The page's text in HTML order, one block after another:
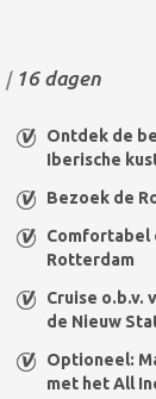
/ 16 dagen
Ontdek de
Iberische
Bezoek de
Comfortabel
Rotterdam
Cruise o.b.v.
de Nieuw
Optioneel:
met het All